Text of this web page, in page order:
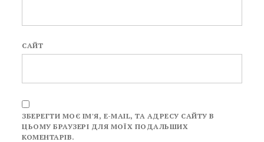
САЙТ
ЗБЕРЕГТИ МОЄ ІМ'Я, E-MAIL, ТА АДРЕСУ САЙТУ В
ЦЬОМУ БРАУЗЕРІ ДЛЯ МОЇХ ПОДАЛЬШИХ
КОМЕНТАРІВ.